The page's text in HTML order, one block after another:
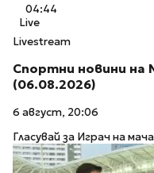
04:44
Live
Livestream
Спортни новини на
(06.08.2026)
6 август, 20:06
Гласувай за Играч на